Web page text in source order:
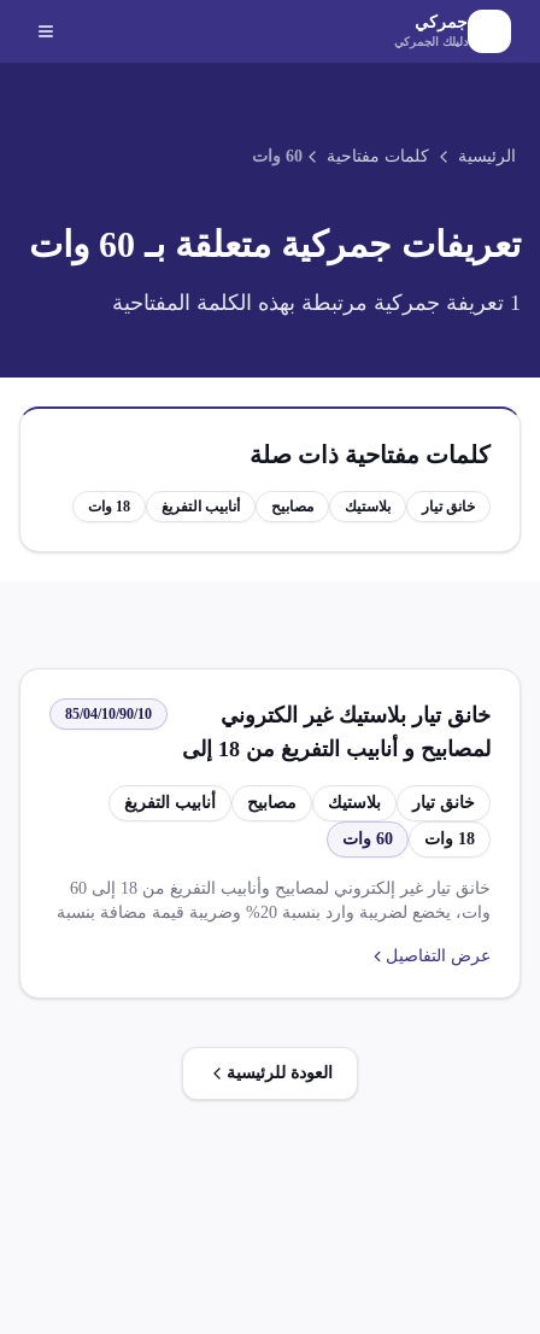
الانتقال إلى المحتوى الرئيسي
جمركي
دليلك الجمركي
الرئيسية كلمات مفتاحية 60 وات
تعريفات جمركية متعلقة بـ 60 وات
1 تعريفة جمركية مرتبطة بهذه الكلمة المفتاحية
كلمات مفتاحية ذات صلة
خانق تيار بلاستيك مصابيح أنابيب التفريغ 18 وات
خانق تيار بلاستيك غير الكتروني
لمصابيح و أنابيب التفريغ من 18 إلى
60 وات
85/04/10/90/10
خانق تيار بلاستيك مصابيح
أنابيب التفريغ
18 وات
60 وات
خانق تيار غير إلكتروني لمصابيح وأنابيب التفريغ من 18 إلى 60
وات، يخضع لضريبة وارد بنسبة 20% وضريبة قيمة مضافة بنسبة
مصر العربية، ولا يُفرج عن الصنف بضاعة المرشدة للمنطقة
عرض التفاصيل
العودة للرئيسية